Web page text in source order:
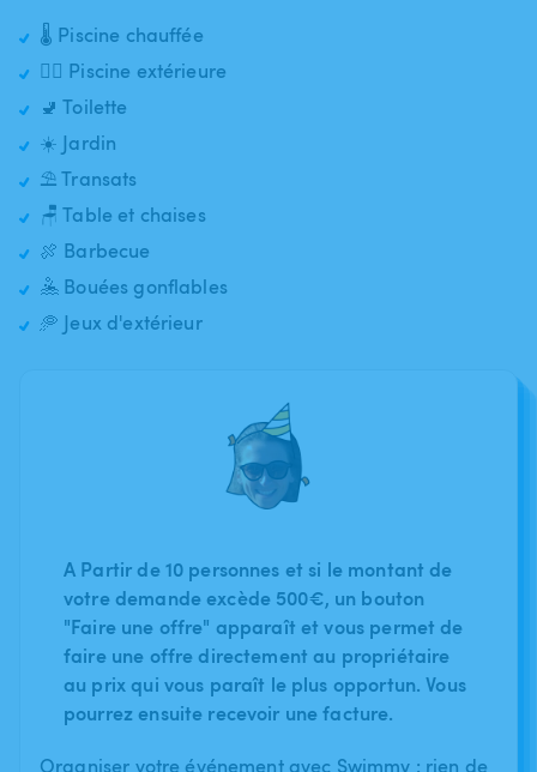
🌡️ Piscine chauffée
🏊‍♂️ Piscine extérieure
🚽 Toilette
☀️ Jardin
⛱️ Transats
🪑 Table et chaises
🍖 Barbecue
🤽 Bouées gonflables
🥏 Jeux d'extérieur
A Partir de 10 personnes et si le montant de
votre demande excède 500€, un bouton
"Faire une offre" apparaît et vous permet de
faire une offre directement au propriétaire
au prix qui vous paraît le plus opportun. Vous
pourrez ensuite recevoir une facture.
Organiser votre événement avec Swimmy : rien de